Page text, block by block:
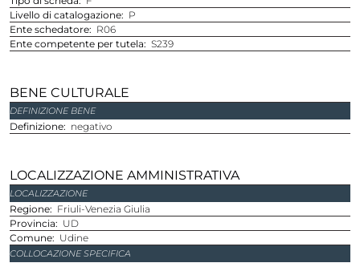
Livello di catalogazione
P
Ente schedatore
R06
Ente competente per tutela
S239
BENE CULTURALE
DEFINIZIONE BENE
Definizione negativo
LOCALIZZAZIONE AMMINISTRATIVA
LOCALIZZAZIONE
regione
Friuli-Venezia Giulia
provincia
UD
comune
Udine
COLLOCAZIONE SPECIFICA